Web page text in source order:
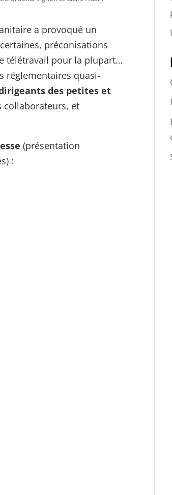
a provoqué un
préconisations
télétravail pour la plupart…
réglementaires quasi-
des petites et
collaborateurs, et
(présentation
: